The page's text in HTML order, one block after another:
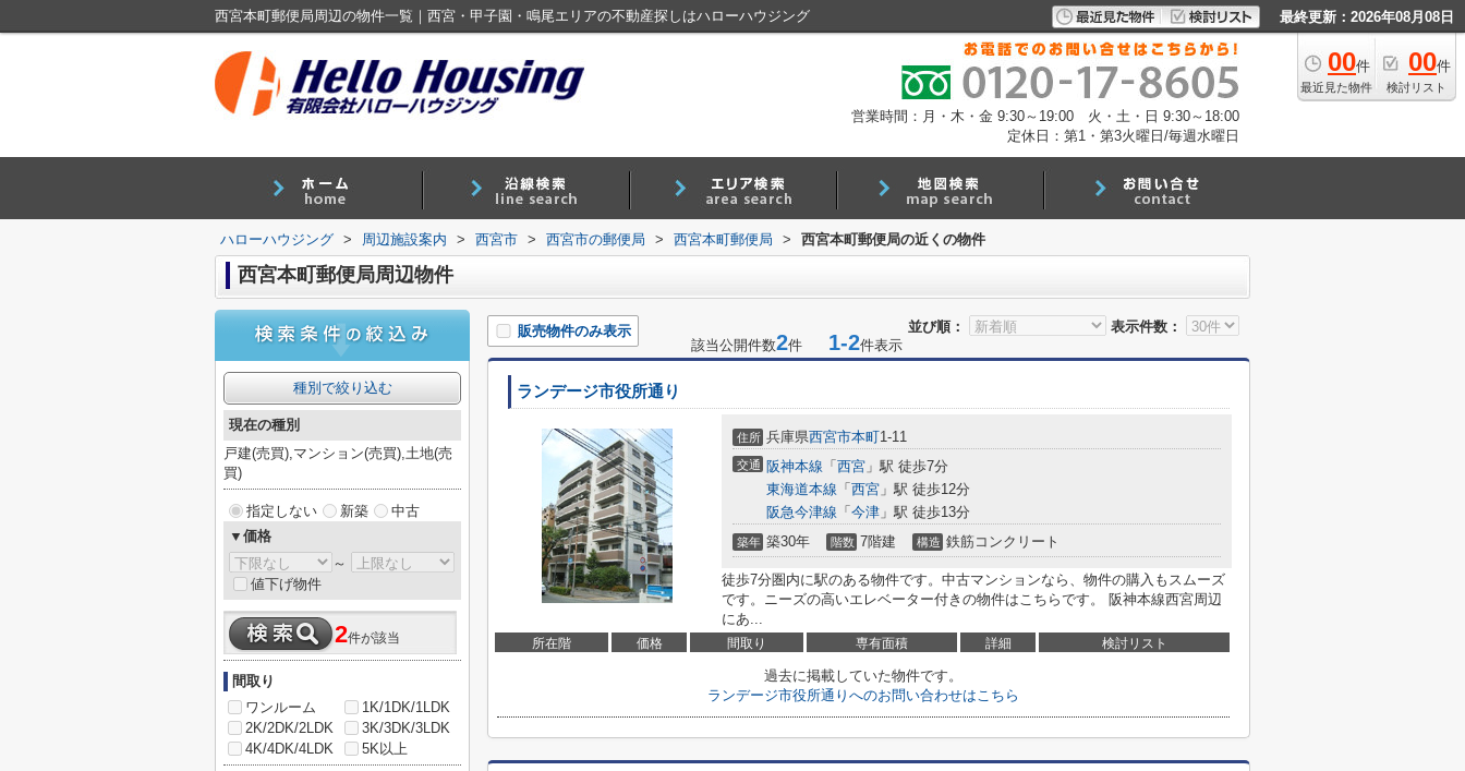
西宮本町郵便局周辺の物件一覧｜西宮・甲子園・鳴尾エリアの不動産探しはハローハウジング 最終更新：2026年08月08日
00件
最近見た物件
00件
検討リスト
営業時間：月・木・金 9:30～19:00 火・土・日 9:30～18:00
定休日：第1・第3火曜日/毎週水曜日
ハローハウジング > 周辺施設案内 > 西宮市 > 西宮市の郵便局 > 西宮本町郵便局 > 西宮本町郵便局の近くの物件
西宮本町郵便局周辺物件
並び順： 表示件数：
販売物件のみ表示
該当公開件数2件 1-2件表示
ランデージ市役所通り
住所 兵庫県西宮市本町1-11
交通 阪神本線 「 西宮 」駅 徒歩7分
東海道本線 「 西宮 」駅 徒歩12分
阪急今津線 「 今津 」駅 徒歩13分
築年 築30年 階数 7階建 構造 鉄筋コンクリート
徒歩7分圏内に駅のある物件です。中古マンションなら、物件の購入もスムーズ
です。ニーズの高いエレベーター付きの物件はこちらです。 阪神本線西宮周辺
にあ...
所在階 価格 間取り 専有面積 詳細 検討リスト
過去に掲載していた物件です。
ランデージ市役所通りへのお問い合わせはこちら
種別で絞り込む
現在の種別
戸建(売買),マンション(売買),土地(売
買)
指定しない 新築
中古
▼価格
～
値下げ物件
2件が該当
間取り
ワンルーム
1K/1DK/1LDK
2K/2DK/2LDK
3K/3DK/3LDK
4K/4DK/4LDK
5K以上